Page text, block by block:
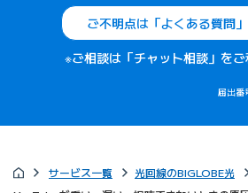
ご不明点は「よくある質問
※ご相談は「チャット相談」をご
届出番
サービス一覧 光回線のBIGLOBE光